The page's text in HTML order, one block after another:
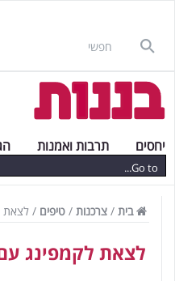
יחסים תרבות ואמנות
בית / צרכנות / טיפים / לצאת
לצאת לקמפינג